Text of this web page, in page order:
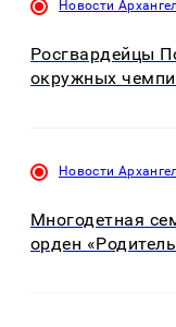
Новости
Росгвардейцы
окружных
Новости
Многодетная
орден